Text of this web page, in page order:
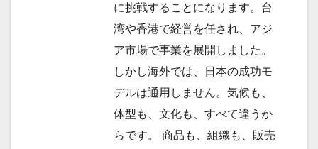
に挑戦することになります。台
湾や香港で経営を任され、アジ
ア市場で事業を展開しました。
しかし海外では、日本の成功モ
デルは通用しません。気候も、
体型も、文化も、すべて違うか
らです。 商品も、組織も、販売